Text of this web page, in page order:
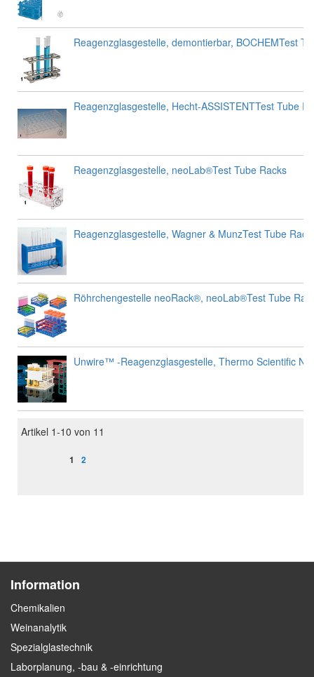
Reagenzglasgestelle, demontierbar, BOCHEMTest
Reagenzglasgestelle, Hecht-ASSISTENTTest Tube
Reagenzglasgestelle, neoLab®Test Tube Racks
Reagenzglasgestelle, Wagner & MunzTest Tube
Röhrchengestelle neoRack®, neoLab®Test Tube
Unwire™ -Reagenzglasgestelle, Thermo Scientific
Artikel 1-10 von 11
1 2
Information
Chemikalien
Weinanalytik
Spezialglastechnik
Laborplanung, -bau & -einrichtung